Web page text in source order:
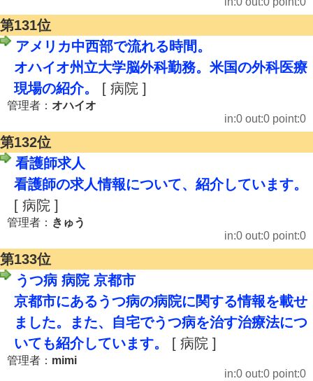
第131位
アメリカ中西部で流れる時間。
オハイオ州立大学脳外科勤務。米国の外科医療
現場の紹介。
[ 病院 ]
管理者： オハイオ
in:0 out:0 point:0
第132位
看護師求人
看護師の求人情報について、紹介しています。
[ 病院 ]
管理者： きゅう
in:0 out:0 point:0
第133位
うつ病 病院 京都市
京都市にあるうつ病の病院に関する情報を載せ
ました。また、自宅でうつ病を治す治療法につ
いても紹介しています。
[ 病院 ]
管理者： mimi
in:0 out:0 point:0